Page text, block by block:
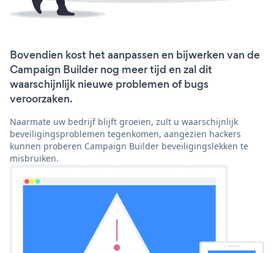
Bovendien kost het aanpassen en bijwerken van de
Campaign Builder nog meer tijd en zal dit
waarschijnlijk nieuwe problemen of bugs
veroorzaken.
Naarmate uw bedrijf blijft groeien, zult u waarschijnlijk
beveiligingsproblemen tegenkomen, aangezien hackers
kunnen proberen Campaign Builder beveiligingslekken te
misbruiken.